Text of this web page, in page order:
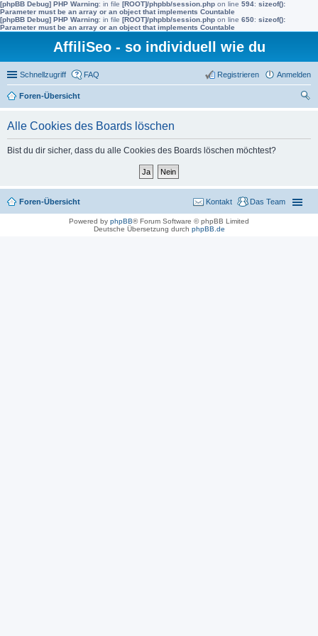
[phpBB Debug] PHP Warning: in file [ROOT]/phpbb/session.php on line 594: sizeof():
Parameter must be an array or an object that implements Countable
[phpBB Debug] PHP Warning: in file [ROOT]/phpbb/session.php on line 650: sizeof():
Parameter must be an array or an object that implements Countable
AffiliSeo - so individuell wie du
Schnellzugriff FAQ Anmelden
Registrieren
Foren-Übersicht
Alle Cookies des Boards löschen
Bist du dir sicher, dass du alle Cookies des Boards löschen möchtest?
Foren-Übersicht Das Team
Kontakt
Powered by phpBB® Forum Software © phpBB Limited
Deutsche Übersetzung durch phpBB.de